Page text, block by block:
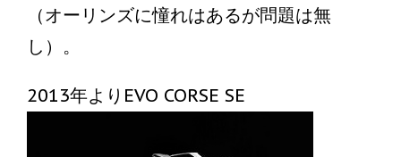
（オーリンズに憧れはあるが問題は無
し）。
2013年よりEVO CORSE SE